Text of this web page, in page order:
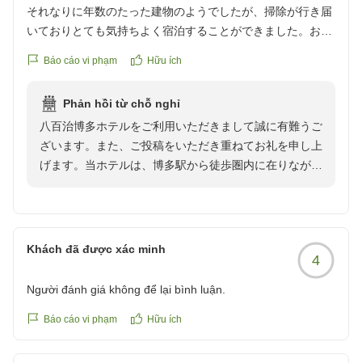
それなりに年数のたった建物のようでしたが、掃除が行き届
いておりとても気持ちよく宿泊することができました。お部
ガタガタとやや不安定な感じがしました。
く、海外の大浴場利用者のマナーにやや不快感を感じる点が
ありました。利用者同士で注意をするのはトラブルの原因で
すし、ホテル側からもう少し目を配っていただけるとより気
持ちが良く利用できるかなと思いました。
Báo cáo vi phạm Hữu ích
Phản hồi từ chỗ nghỉ
八百治博多ホテルをご利用いただきまして誠に有難うご
ざいます。また、ご投稿をいただき重ねてお礼を申し上
げます。当ホテルは、博多駅から徒歩圏内に在りなが
ウム・ナトリウム塩化物泉のお湯が湧出しており、保温
効果が高く、疲労回復、健康増進等に効果があるとされ
ております。しかしながら、温泉につきまして、利用者
しまして大変申し訳ございませんでした。お客様の仰る
Khách đã được xác minh
4
Người đánh giá không để lại bình luận.
Báo cáo vi phạm Hữu ích